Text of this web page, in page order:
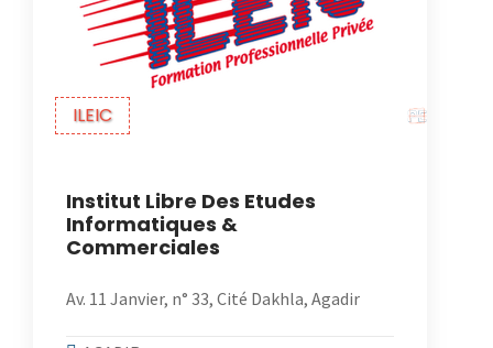
ILEIC
Institut Libre Des Etudes
Informatiques &
Commerciales
Av. 11 Janvier, n° 33, Cité Dakhla, Agadir